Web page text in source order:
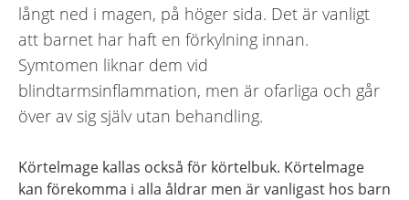
långt ned i magen, på höger sida. Det är vanligt
att barnet har haft en förkylning innan.
Symtomen liknar dem vid
blindtarmsinflammation, men är ofarliga och går
över av sig själv utan behandling.
Körtelmage kallas också för körtelbuk. Körtelmage
kan förekomma i alla åldrar men är vanligast hos barn